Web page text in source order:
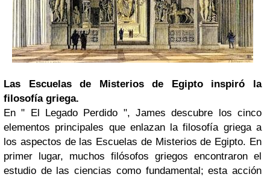
Las Escuelas de Misterios de Egipto inspiró la
filosofía griega.
En " El Legado Perdido ", James descubre los cinco
elementos principales que enlazan la filosofía griega a
los aspectos de las Escuelas de Misterios de Egipto. En
primer lugar, muchos filósofos griegos encontraron el
estudio de las ciencias como fundamental; esta acción